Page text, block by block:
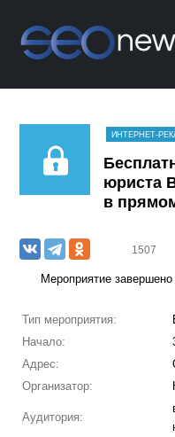
ИНТЕРНЕТ-
юриста
в
1507
Мероприятие завершено
Тип мероприятия:
Начало:
Адрес:
Организатор:
Аудитория: